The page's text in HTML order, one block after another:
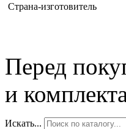
Страна-изготовитель
Перед
и
Искать...